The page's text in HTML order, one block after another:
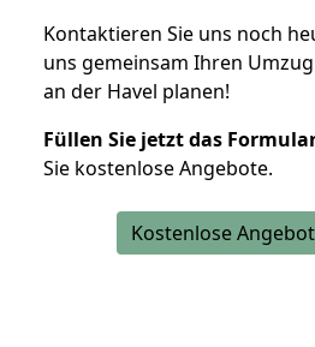
Kontaktieren Sie uns noch
uns gemeinsam Ihren
an der Havel planen!
Füllen Sie jetzt das
Sie kostenlose Angebote.
Kostenlose